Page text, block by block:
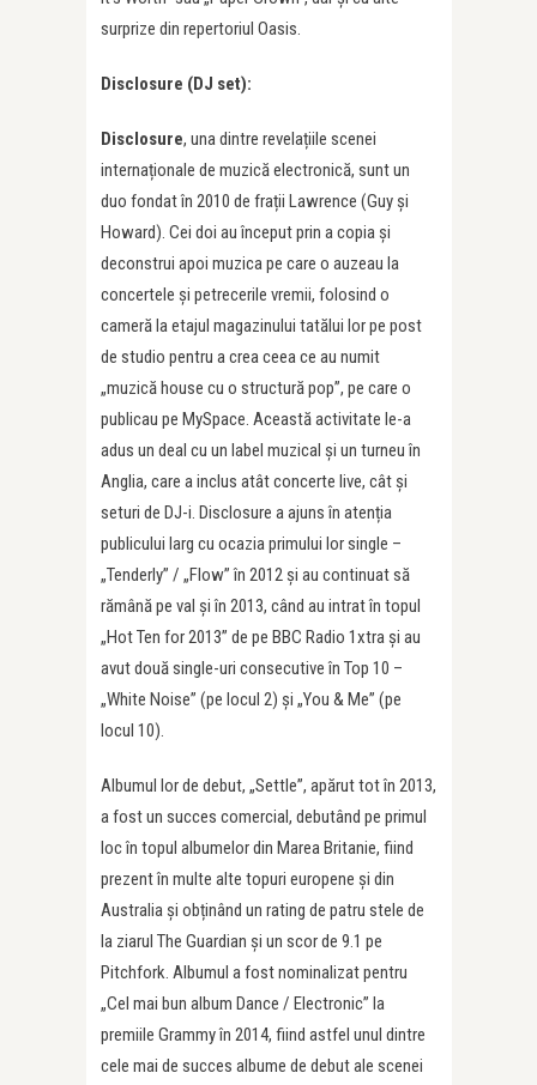
surprize din repertoriul Oasis.
Disclosure (DJ set):
Disclosure, una dintre revelațiile scenei
internaționale de muzică electronică, sunt un
duo fondat în 2010 de frații Lawrence (Guy și
Howard). Cei doi au început prin a copia și
deconstrui apoi muzica pe care o auzeau la
concertele și petrecerile vremii, folosind o
cameră la etajul magazinului tatălui lor pe post
de studio pentru a crea ceea ce au numit
„muzică house cu o structură pop”, pe care o
publicau pe MySpace. Această activitate le-a
adus un deal cu un label muzical și un turneu în
Anglia, care a inclus atât concerte live, cât și
seturi de DJ-i. Disclosure a ajuns în atenția
publicului larg cu ocazia primului lor single –
„Tenderly” / „Flow” în 2012 și au continuat să
rămână pe val și în 2013, când au intrat în topul
„Hot Ten for 2013” de pe BBC Radio 1xtra și au
avut două single-uri consecutive în Top 10 –
„White Noise” (pe locul 2) și „You & Me” (pe
locul 10).
Albumul lor de debut, „Settle”, apărut tot în 2013,
a fost un succes comercial, debutând pe primul
loc în topul albumelor din Marea Britanie, fiind
prezent în multe alte topuri europene și din
Australia și obținând un rating de patru stele de
la ziarul The Guardian și un scor de 9.1 pe
Pitchfork. Albumul a fost nominalizat pentru
„Cel mai bun album Dance / Electronic” la
premiile Grammy în 2014, fiind astfel unul dintre
cele mai de succes albume de debut ale scenei